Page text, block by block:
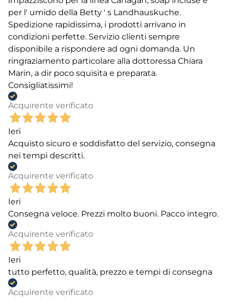
per l' umido della Betty ' s Landhauskuche.
Spedizione rapidissima, i prodotti arrivano in
condizioni perfette. Servizio clienti sempre
disponibile a rispondere ad ogni domanda. Un
ringraziamento particolare alla dottoressa Chiara
Marin, a dir poco squisita e preparata.
Consigliatissimi!
Acquirente verificato
Ieri
Acquisto sicuro e soddisfatto del servizio, consegna
nei tempi descritti.
Acquirente verificato
Ieri
Consegna veloce. Prezzi molto buoni. Pacco integro.
Acquirente verificato
Ieri
tutto perfetto, qualità, prezzo e tempi di consegna
Acquirente verificato